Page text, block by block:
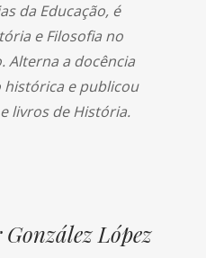
da Educação, é
e Filosofia no
Alterna a docência
histórica e publicou
livros de História.
López